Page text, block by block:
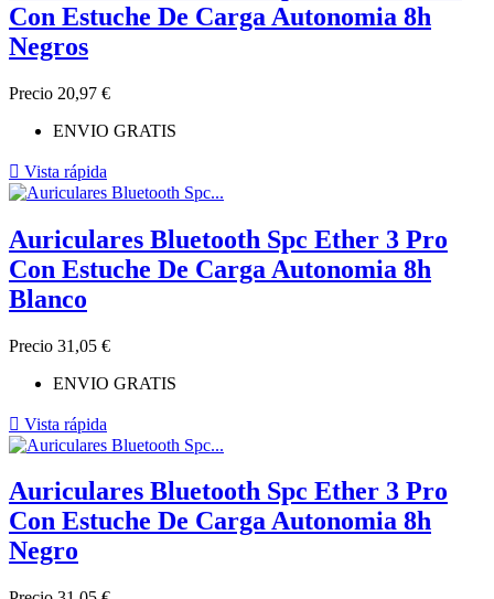
Con Estuche De Carga Autonomia 8h
Negros
Precio 20,97 €
ENVIO GRATIS
 Vista rápida
Auriculares Bluetooth Spc Ether 3 Pro
Con Estuche De Carga Autonomia 8h
Blanco
Precio 31,05 €
ENVIO GRATIS
 Vista rápida
Auriculares Bluetooth Spc Ether 3 Pro
Con Estuche De Carga Autonomia 8h
Negro